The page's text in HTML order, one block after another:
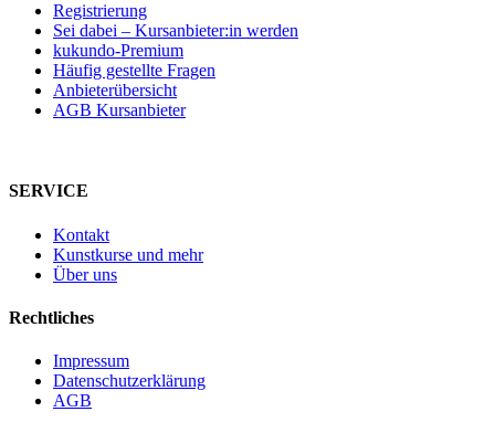
Registrierung
Sei dabei – Kursanbieter:in werden
kukundo-Premium
Häufig gestellte Fragen
Anbieterübersicht
AGB Kursanbieter
SERVICE
Kontakt
Kunstkurse und mehr
Über uns
Rechtliches
Impressum
Datenschutzerklärung
AGB